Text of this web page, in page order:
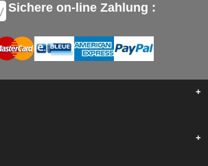
Sichere on-line Zahlung :
+
+